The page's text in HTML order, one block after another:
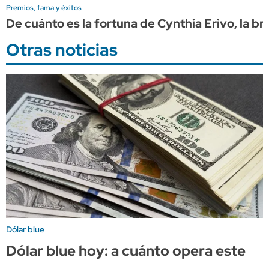
Premios, fama y éxitos
De cuánto es la fortuna de Cynthia Erivo, la
Otras noticias
Dólar blue
Dólar blue hoy: a cuánto opera este